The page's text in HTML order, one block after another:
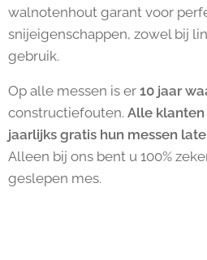
walnotenhout garant voor
snijeigenschappen, zowel bij
gebruik.
Op alle messen is er 10 jaar
constructiefouten. Alle
jaarlijks gratis hun messen
Alleen bij ons bent u 100%
geslepen mes.